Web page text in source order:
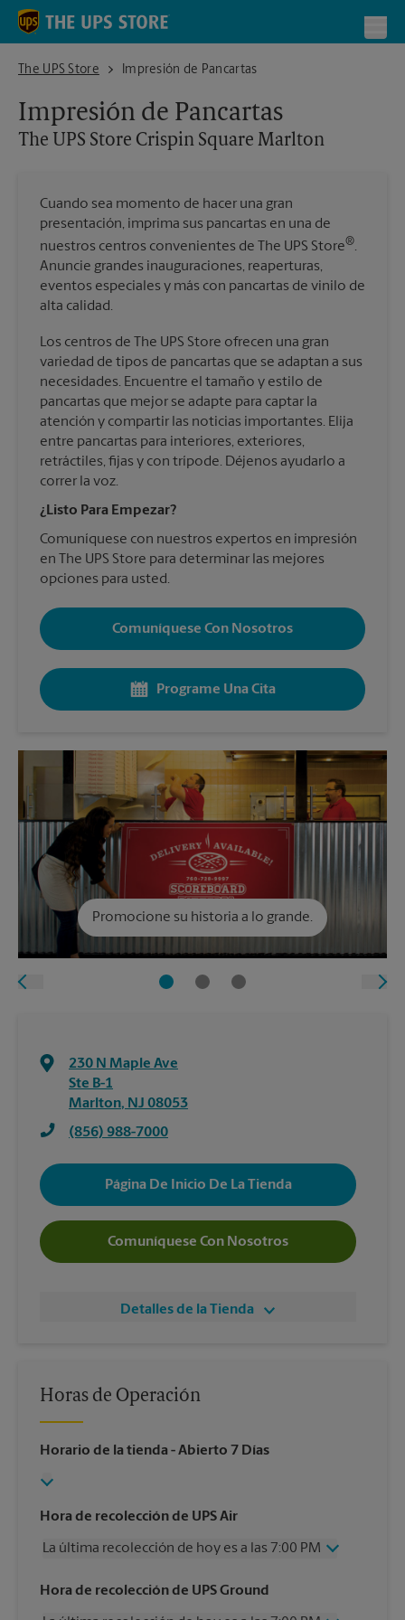
Skip to content
Return to Nav
The UPS Store
The UPS Store Crispin Square Marlton
Impresión de Pancartas
Impresión de Pancartas
The UPS Store Crispin Square Marlton
Cuando sea momento de hacer una gran
presentación, imprima sus pancartas en una de
nuestros centros convenientes de The UPS Store®.
Anuncie grandes inauguraciones, reaperturas,
eventos especiales y más con pancartas de vinilo de
alta calidad.
Los centros de The UPS Store ofrecen una gran
variedad de tipos de pancartas que se adaptan a sus
necesidades. Encuentre el tamaño y estilo de
pancartas que mejor se adapte para captar la
atención y compartir las noticias importantes. Elija
entre pancartas para interiores, exteriores,
retráctiles, fijas y con trípode. Déjenos ayudarlo a
correr la voz.
¿Listo Para Empezar?
Comuníquese con nuestros expertos en impresión
en The UPS Store para determinar las mejores
opciones para usted.
Comuníquese Con Nosotros
Programe Una Cita
Promocione su historia a lo grande.
230 N Maple Ave
Ste B-1
Marlton, NJ 08053
(856) 988-7000
Página De Inicio De La Tienda
Comuníquese Con Nosotros
Detalles de la Tienda
Horas de Operación
Horario de la tienda - Abierto 7 Días
Hora de recolección de UPS Air
La última recolección de hoy es a las 7:00 PM
Miércoles
7:00 PM
Hora de recolección de UPS Ground